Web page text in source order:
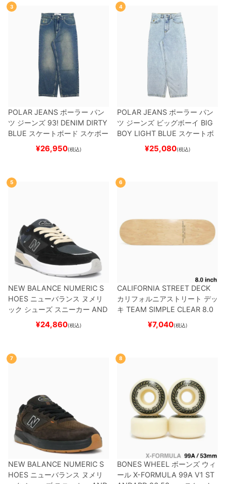
3
POLAR JEANS ポーラー パン
ツ ジーンズ 93! DENIM DIRTY
BLUE スケートボード スケボー
¥26,950(税込)
4
POLAR JEANS ポーラー パン
ツ ジーンズ ビッグボーイ BIG
BOY LIGHT BLUE スケートボ
ード スケボー
¥25,080(税込)
5
NEW BALANCE NUMERIC S
HOES ニューバランス ヌメリ
ック シューズ スニーカー AND
REW REYNOLDS 933
BLACK/NAVYスケートボ
¥24,860(税込)
6
CALIFORNIA STREET DECK
カリフォルニアストリート デッ
キ TEAM SIMPLE CLEAR 8.0
ブランク（DSM）
ード スケボー
¥7,040(税込)
7
NEW BALANCE NUMERIC S
HOES ニューバランス ヌメリ
8
BONES WHEEL ボーンズ ウィ
ール X-FORMULA 99A V1 ST